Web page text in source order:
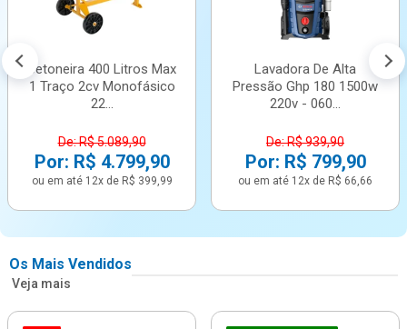
Betoneira 400 Litros Max
1 Traço 2cv Monofásico
22...
De: R$ 5.089,90
Por: R$ 4.799,90
ou em até 12x de R$ 399,99
Lavadora De Alta
Pressão Ghp 180 1500w
220v - 060...
De: R$ 939,90
Por: R$ 799,90
ou em até 12x de R$ 66,66
Os Mais Vendidos
Veja mais